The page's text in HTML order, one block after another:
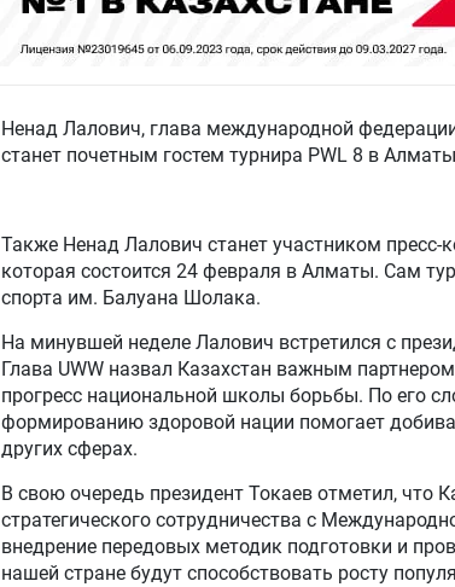
Ненад Лалович, глава международной
станет почетным гостем турнира PWL 8 в
Также Ненад Лалович станет участником пресс-
которая состоится 24 февраля в Алматы. Сам
спорта им. Балуана Шолака.
На минувшей неделе Лалович встретился с
Глава UWW назвал Казахстан важным
прогресс национальной школы борьбы. По его
формированию здоровой нации помогает
других сферах.
В свою очередь президент Токаев отметил, что
стратегического сотрудничества с
внедрение передовых методик подготовки и
нашей стране будут способствовать росту